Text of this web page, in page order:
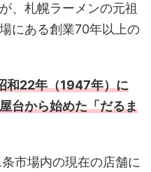
、札幌ラーメンの元祖
にある創業70年以上の
和22年（1947年）に
台から始めた「だるま
市場内の現在の店舗に